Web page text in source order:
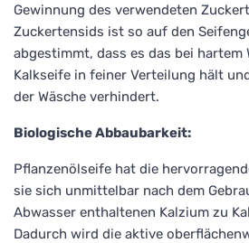
Gewinnung des verwendeten
Zuckertensids ist so auf den
abgestimmt, dass es das bei hartem
Kalkseife in feiner Verteilung hält
der Wäsche verhindert.
Biologische Abbaubarkeit:
Pflanzenölseife hat die
sie sich unmittelbar nach dem
Abwasser enthaltenen Kalzium zu
Dadurch wird die aktive